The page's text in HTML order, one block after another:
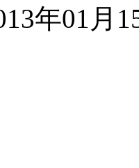
年01月